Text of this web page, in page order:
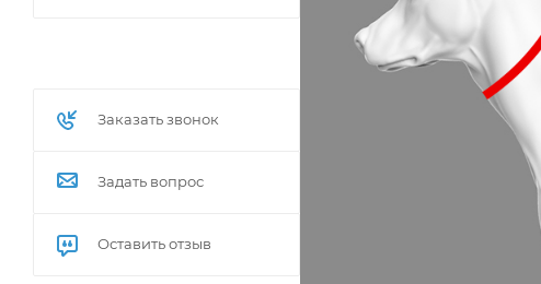
Заказать звонок
Задать вопрос
Оставить отзыв